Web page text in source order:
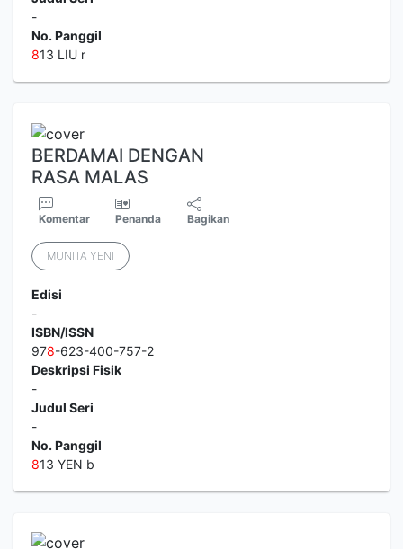
-
No. Panggil
813 LIU r
BERDAMAI DENGAN
RASA MALAS
Komentar Penanda Bagikan
MUNITA YENI
Edisi
-
ISBN/ISSN
978-623-400-757-2
Deskripsi Fisik
-
Judul Seri
-
No. Panggil
813 YEN b